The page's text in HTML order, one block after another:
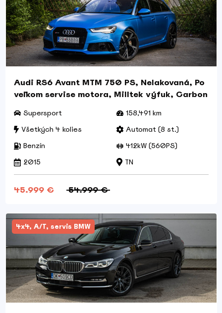
Audi RS6 Avant MTM 750 PS, Nelakovaná, Po
veľkom servise motora, Milltek výfuk, Carbon
Supersport
158,491 km
Všetkých 4 kolies
Automat (8 st.)
Benzín
412kW (560PS)
2015
TN
45.999 € 54.999 €
4x4, A/T, servis BMW